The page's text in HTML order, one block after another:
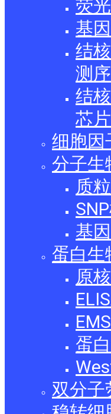
荧
基
结
测序
结
芯
细胞因
分子生
质
基
蛋白生
原
蛋
双分子